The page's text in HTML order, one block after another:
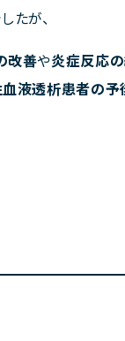
たが、
改善や炎症反応
液透析患者の予